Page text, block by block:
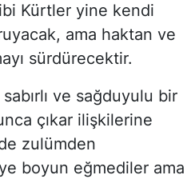
Kürtler yine kendi
ama haktan ve
sürdürecektir.
ve sağduyulu bir
çıkar ilişkilerine
zulümden
boyun eğmediler ama